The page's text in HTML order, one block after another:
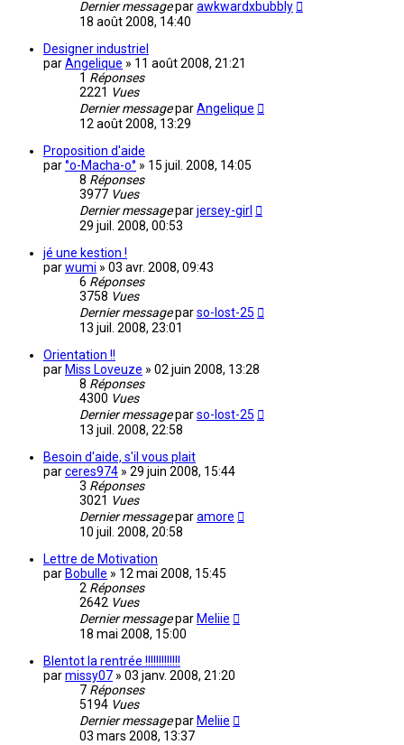
Dernier messageparawkwardxbubbly
18 août 2008, 14:40
Designer industriel
parAngelique » 11 août 2008, 21:21
1 Réponses
2221 Vues
Dernier messageparAngelique
12 août 2008, 13:29
Proposition d'aide
par°o-Macha-o° » 15 juil. 2008, 14:05
8 Réponses
3977 Vues
Dernier messageparjersey-girl
29 juil. 2008, 00:53
jé une kestion !
parwumi » 03 avr. 2008, 09:43
6 Réponses
3758 Vues
Dernier messageparso-lost-25
13 juil. 2008, 23:01
Orientation !!
par Miss Loveuze » 02 juin 2008, 13:28
8 Réponses
4300 Vues
Dernier messageparso-lost-25
13 juil. 2008, 22:58
Besoin d'aide, s'il vous plait
parceres974 » 29 juin 2008, 15:44
3 Réponses
3021 Vues
Dernier messageparamore
10 juil. 2008, 20:58
Lettre de Motivation
par Bobulle » 12 mai 2008, 15:45
2 Réponses
2642 Vues
Dernier messagepar Meliie
18 mai 2008, 15:00
BIentot la rentrée !!!!!!!!!!!!!
parmissy07 » 03 janv. 2008, 21:20
7 Réponses
5194 Vues
Dernier messagepar Meliie
03 mars 2008, 13:37